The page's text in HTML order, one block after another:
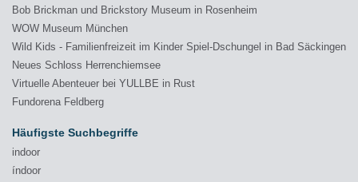
Bob Brickman und Brickstory Museum in Rosenheim
WOW Museum München
Wild Kids - Familienfreizeit im Kinder Spiel-Dschungel in Bad Säckingen
Neues Schloss Herrenchiemsee
Virtuelle Abenteuer bei YULLBE in Rust
Fundorena Feldberg
Häufigste Suchbegriffe
indoor
índoor